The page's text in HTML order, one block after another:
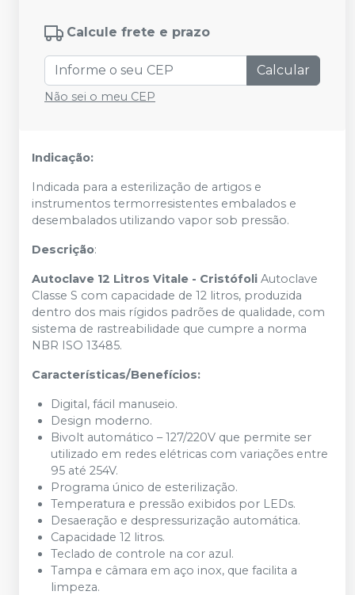
Calcule frete e prazo
Calcular
Não sei o meu CEP
Indicação:
Indicada para a esterilização de artigos e
instrumentos termorresistentes embalados e
desembalados utilizando vapor sob pressão.
Descrição:
Autoclave 12 Litros Vitale - Cristófoli Autoclave
Classe S com capacidade de 12 litros, produzida
dentro dos mais rígidos padrões de qualidade, com
sistema de rastreabilidade que cumpre a norma
NBR ISO 13485.
Características/Benefícios:
Digital, fácil manuseio.
Design moderno.
Bivolt automático – 127/220V que permite ser
utilizado em redes elétricas com variações entre
95 até 254V.
Programa único de esterilização.
Temperatura e pressão exibidos por LEDs.
Desaeração e despressurização automática.
Capacidade 12 litros.
Teclado de controle na cor azul.
Tampa e câmara em aço inox, que facilita a
limpeza.